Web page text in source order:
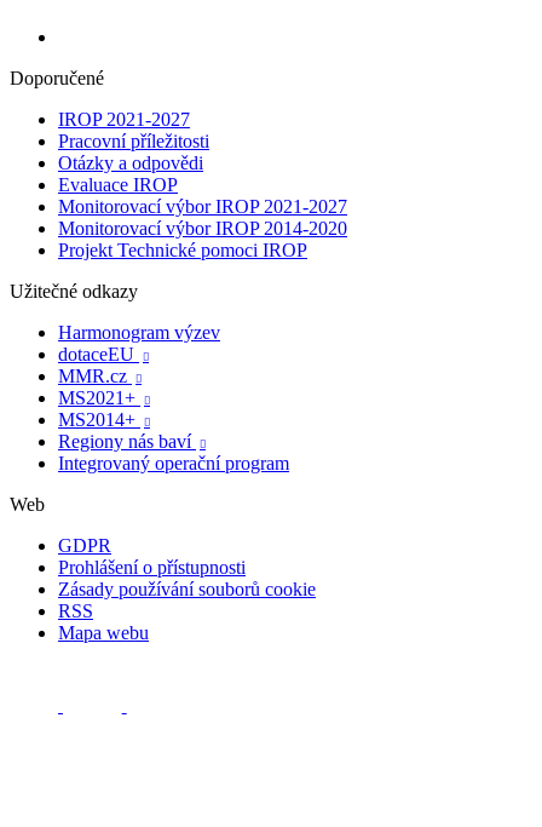
Doporučené
IROP 2021-2027
Pracovní příležitosti
Otázky a odpovědi
Evaluace IROP
Monitorovací výbor IROP 2021-2027
Monitorovací výbor IROP 2014-2020
Projekt Technické pomoci IROP
Užitečné odkazy
Harmonogram výzev
dotaceEU

MMR.cz 
MS2021+ 
MS2014+ 
Regiony nás baví 
Integrovaný operační program
Web
GDPR
Prohlášení o přístupnosti
Zásady používání souborů cookie
RSS
Mapa webu